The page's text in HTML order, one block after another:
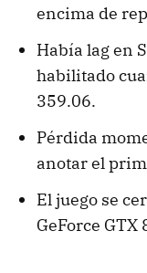
encima de
Había lag en
habilitado
359.06.
Pérdida
anotar el
El juego se
GeForce GTX